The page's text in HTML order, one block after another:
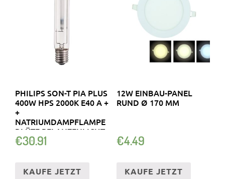
PHILIPS SON-T PIA PLUS
400W HPS 2000K E40 A +
+
NATRIUMDAMPFLAMPE
BLÜTE PFLANZENLICHT
€30.91
KAUFE JETZT
12W EINBAU-PANEL
RUND Ø 170 MM
€4.49
KAUFE JETZT